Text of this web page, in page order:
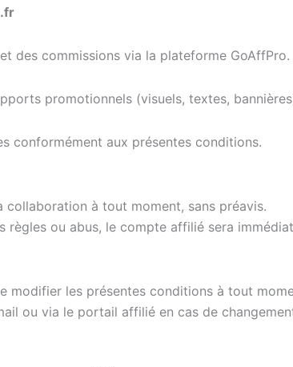
des commissions via la plateforme GoAffPro.
promotionnels (visuels, textes,
conformément aux présentes conditions.
à tout moment, sans préavis.
règles ou abus, le compte affilié sera
modifier les présentes conditions à tout
ou via le portail affilié en cas de